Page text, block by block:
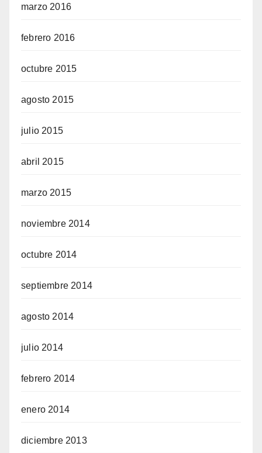
marzo 2016
febrero 2016
octubre 2015
agosto 2015
julio 2015
abril 2015
marzo 2015
noviembre 2014
octubre 2014
septiembre 2014
agosto 2014
julio 2014
febrero 2014
enero 2014
diciembre 2013